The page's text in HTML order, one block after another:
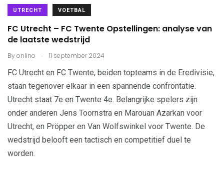
UTRECHT VOETBAL
FC Utrecht – FC Twente Opstellingen: analyse van
de laatste wedstrijd
Byonlino . 11 september 2024
FC Utrecht en FC Twente, beiden topteams in de Eredivisie,
staan tegenover elkaar in een spannende confrontatie.
Utrecht staat 7e en Twente 4e. Belangrijke spelers zijn
onder anderen Jens Toornstra en Marouan Azarkan voor
Utrecht, en Pröpper en Van Wolfswinkel voor Twente. De
wedstrijd belooft een tactisch en competitief duel te
worden.